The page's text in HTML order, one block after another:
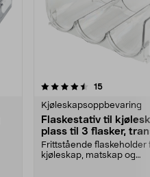
15anmeldelser
Kjøleskapsoppbevaring
Flaskestativ til
plass til 3 flasker,
Frittstående flaskeholder
kjøleskap, matskap og
4.5 av 5 stjerner